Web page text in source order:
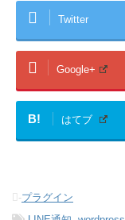
Twitter
Google+
B! はてブ
-プラグイン